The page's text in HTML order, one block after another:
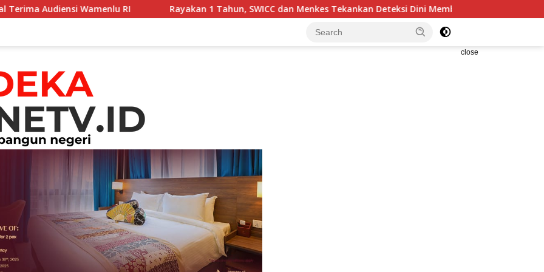
Wamenlu RI Rayakan 1 Tahun, SWICC dan Menkes Tekankan Deteksi Dini Membantu Penanganan Kanker Jadi
close